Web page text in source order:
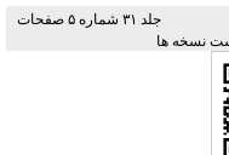
جلد ۳۱ شماره ۵ صفحات
نسخه ها